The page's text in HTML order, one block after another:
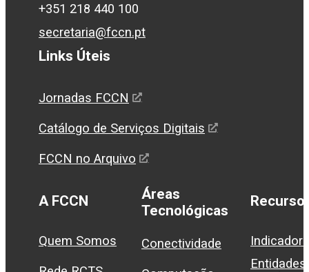
+351 218 440 100
secretaria@fccn.pt
Links Úteis
Jornadas FCCN
Catálogo de Serviços Digitais
FCCN no Arquivo
A FCCN
Quem Somos
Áreas
Tecnológicas
Conectividade
Entidades